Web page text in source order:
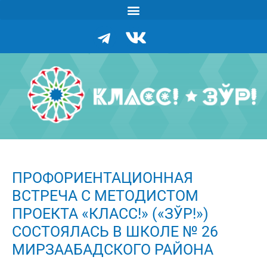
ПРОФОРИЕНТАЦИОННАЯ
ВСТРЕЧА С МЕТОДИСТОМ
ПРОЕКТА «КЛАСС!» («ЗЎР!»)
СОСТОЯЛАСЬ В ШКОЛЕ № 26
МИРЗААБАДСКОГО РАЙОНА